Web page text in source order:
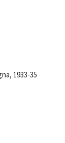
1933-35